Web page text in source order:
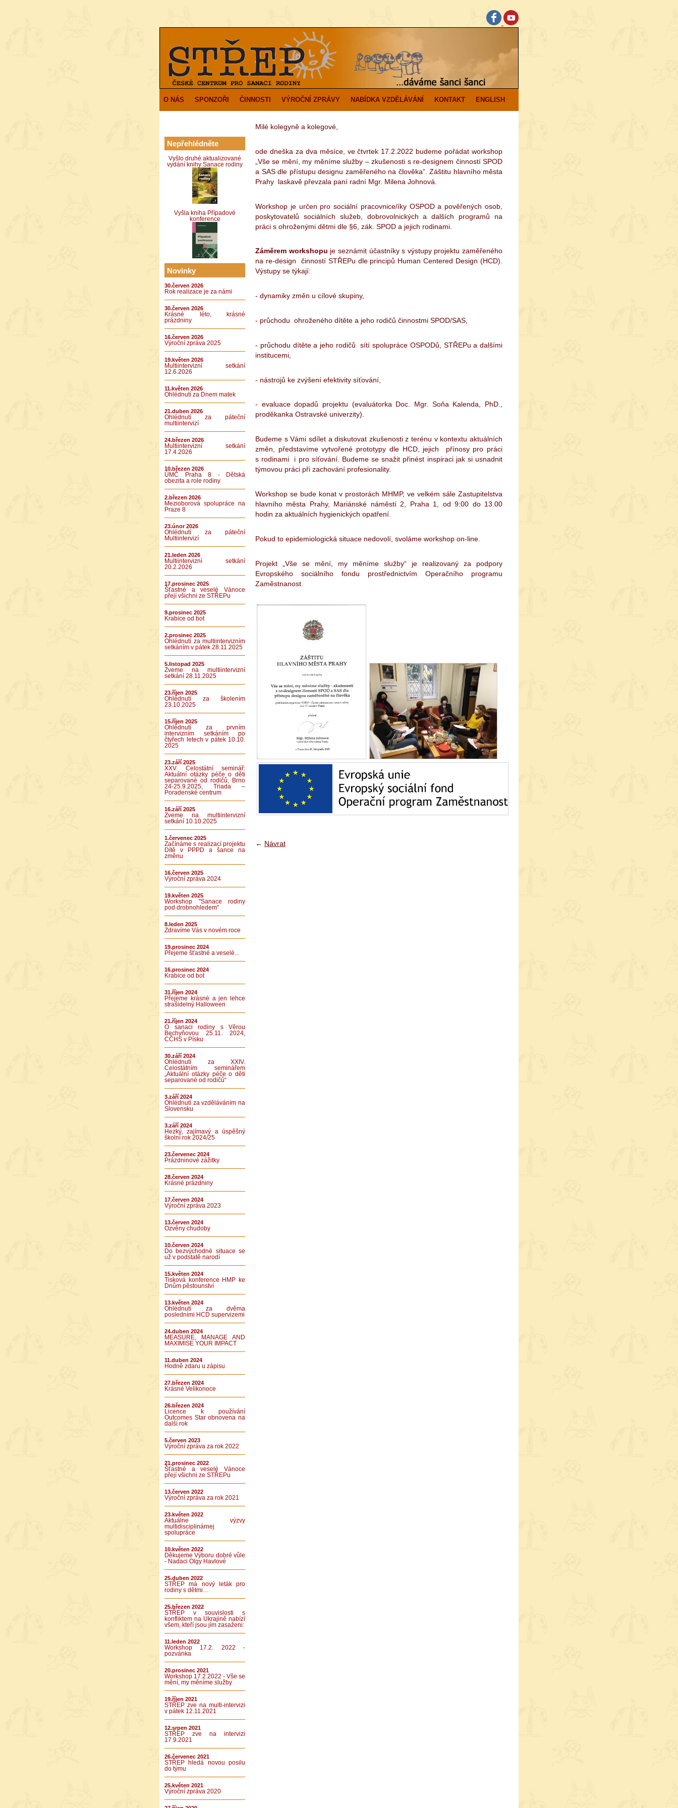
O NÁS SPONZOŘI ČINNOSTI VÝROČNÍ ZPRÁVY NABÍDKA VZDĚLÁVÁNÍ KONTAKT ENGLISH
Nepřehlédněte
Vyšlo druhé aktualizované
vydání knihy Sanace rodiny
Vyšla kniha Případové
konference
Novinky
30.červen 2026
Rok realizace je za námi
30.červen 2026
Krásné léto, krásné
prázdniny
16.červen 2026
Výroční zpráva 2025
19.květen 2026
Multiintervizní setkání
12.6.2026
11.květen 2026
Ohlédnutí za Dnem matek
21.duben 2026
Ohlédnutí za páteční
multiintervizí
24.březen 2026
Multiintervizní setkání
17.4.2026
10.březen 2026
ÚMČ Praha 8 - Dětská
obezita a role rodiny
2.březen 2026
Mezioborová spolupráce na
Praze 8
23.únor 2026
Ohlédnutí za páteční
Multiintervizí
21.leden 2026
Multiintervizní setkání
20.2.2026
17.prosinec 2025
Šťastné a veselé Vánoce
přejí všichni ze STŘEPu
9.prosinec 2025
Krabice od bot
2.prosinec 2025
Ohlédnutí za multiintervizním
setkáním v pátek 28.11.2025
5.listopad 2025
Zveme na multiintervizní
setkání 28.11.2025
23.říjen 2025
Ohlédnutí za školením
23.10.2025
15.říjen 2025
Ohlédnutí za prvním
intervizním setkáním po
čtyřech letech v pátek 10.10.
2025
23.září 2025
XXV. Celostátní seminář:
Aktuální otázky péče o děti
separované od rodičů, Brno
24-25.9.2025, Triada –
Poradenské centrum
16.září 2025
Zveme na multiintervizní
setkání 10.10.2025
1.červenec 2025
Začínáme s realizací projektu
Dítě v PPPD a šance na
změnu
16.červen 2025
Výroční zpráva 2024
19.květen 2025
Workshop "Sanace rodiny
pod drobnohledem"
8.leden 2025
Zdravíme Vás v novém roce
19.prosinec 2024
Přejeme šťastné a veselé...
16.prosinec 2024
Krabice od bot
31.říjen 2024
Přejeme krásné a jen lehce
strašidelný Halloween
21.říjen 2024
O sanaci rodiny s Věrou
Bechyňovou 25.11. 2024,
CČHS v Písku
30.září 2024
Ohlédnutí za XXIV.
Celostátním seminářem
„Aktuální otázky péče o děti
separované od rodičů“
3.září 2024
Ohlédnutí za vzděláváním na
Slovensku
3.září 2024
Hezký, zajímavý a úspěšný
školní rok 2024/25
23.červenec 2024
Prázdninové zážitky
28.červen 2024
Krásné prázdniny
17.červen 2024
Výroční zpráva 2023
13.červen 2024
Ozvěny chudoby
10.červen 2024
Do bezvýchodné situace se
už v podstatě narodí
15.květen 2024
Tisková konference HMP ke
Dnům pěstounství
13.květen 2024
Ohlédnutí za dvěma
posledními HCD supervizemi
24.duben 2024
MEASURE, MANAGE AND
MAXIMISE YOUR IMPACT
11.duben 2024
Hodně zdaru u zápisu
27.březen 2024
Krásné Velikonoce
26.březen 2024
Licence k používání
Outcomes Star obnovena na
další rok
5.červen 2023
Výroční zpráva za rok 2022
21.prosinec 2022
Šťastné a veselé Vánoce
přejí všichni ze STŘEPu
13.červen 2022
Výroční zpráva za rok 2021
23.květen 2022
Aktuálne výzvy
multidisciplinárnej
spolupráce
10.květen 2022
Děkujeme Výboru dobré vůle
- Nadaci Olgy Havlové
25.duben 2022
STŘEP má nový leták pro
rodiny s dětmi…
25.březen 2022
STŘEP v souvislosti s
konfliktem na Ukrajině nabízí
všem, kteří jsou jím zasaženi:
11.leden 2022
Workshop 17.2. 2022 -
pozvánka
20.prosinec 2021
Workshop 17.2.2022 - Vše se
mění, my měníme služby
19.říjen 2021
STŘEP zve na multi-intervizi
v pátek 12.11.2021
12.srpen 2021
STŘEP zve na intervizi
17.9.2021
26.červenec 2021
STŘEP hledá novou posilu
do týmu
25.květen 2021
Výroční zpráva 2020
Milé kolegyně a kolegové,
ode dneška za dva měsíce, ve čtvrtek 17.2.2022 budeme pořádat workshop
„Vše se mění, my měníme služby – zkušenosti s re-designem činností SPOD
a SAS dle přístupu designu zaměřeného na člověka“. Záštitu hlavního města
Prahy laskavě převzala paní radní Mgr. Milena Johnová.
Workshop je určen pro sociální pracovnice/íky OSPOD a pověřených osob,
poskytovatelů sociálních služeb, dobrovolnických a dalších programů na
práci s ohroženými dětmi dle §6, zák. SPOD a jejich rodinami.
Záměrem workshopu je seznámit účastníky s výstupy projektu zaměřeného
na re-design činností STŘEPu dle principů Human Centered Design (HCD).
Výstupy se týkají:
- dynamiky změn u cílové skupiny,
- průchodu ohroženého dítěte a jeho rodičů činnostmi SPOD/SAS,
- průchodu dítěte a jeho rodičů sítí spolupráce OSPODů, STŘEPu a dalšími
institucemi,
- nástrojů ke zvýšení efektivity síťování,
- evaluace dopadů projektu (evaluátorka Doc. Mgr. Soňa Kalenda, PhD.,
proděkanka Ostravské univerzity).
Budeme s Vámi sdílet a diskutovat zkušenosti z terénu v kontextu aktuálních
změn, představíme vytvořené prototypy dle HCD, jejich přínosy pro práci
s rodinami i pro síťování. Budeme se snažit přinést inspiraci jak si usnadnit
týmovou práci při zachování profesionality.
Workshop se bude konat v prostorách MHMP, ve velkém sále Zastupitelstva
hlavního města Prahy, Mariánské náměstí 2, Praha 1, od 9:00 do 13.00
hodin za aktuálních hygienických opatření.
Pokud to epidemiologická situace nedovolí, svoláme workshop on-line.
Projekt „Vše se mění, my měníme služby“ je realizovaný za podpory
Evropského sociálního fondu prostřednictvím Operačního programu
Zaměstnanost.
← Návrat